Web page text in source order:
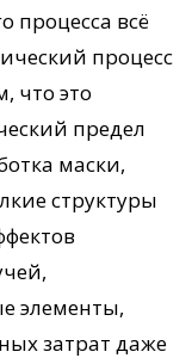
процесса всё
процесс
что это
предел
маски,
структуры
элементы,
затрат даже